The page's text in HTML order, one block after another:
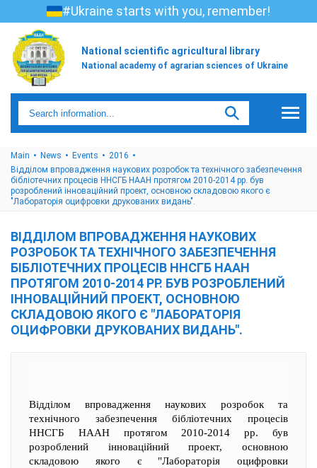
#Ukraine starts with you, remember!
National scientific agricultural library
National academy of agrarian sciences of Ukraine
Main News Events
2016
Відділом впровадження наукових розробок та технічного забезпечення
бібліотечних процесів ННСГБ НААН протягом 2010-2014 рр. був
розроблений інноваційний проект, основною складовою якого є
"Лабораторія оцифровки друкованих видань".
ВІДДІЛОМ ВПРОВАДЖЕННЯ НАУКОВИХ
РОЗРОБОК ТА ТЕХНІЧНОГО ЗАБЕЗПЕЧЕННЯ
БІБЛІОТЕЧНИХ ПРОЦЕСІВ ННСГБ НААН
ПРОТЯГОМ 2010-2014 РР. БУВ РОЗРОБЛЕНИЙ
ІННОВАЦІЙНИЙ ПРОЕКТ, ОСНОВНОЮ
СКЛАДОВОЮ ЯКОГО Є "ЛАБОРАТОРІЯ
ОЦИФРОВКИ ДРУКОВАНИХ ВИДАНЬ".
Відділом впровадження наукових розробок та
технічного забезпечення бібліотечних процесів
ННСГБ НААН протягом 2010-2014 рр. був
розроблений інноваційний проект, основною
складовою якого є "Лабораторія оцифровки